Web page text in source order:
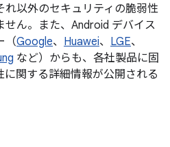
以外のセキュリティの脆弱性
せん。また、Android デバイス
（Google、 Huawei、 LGE、
など）からも、各社製品に固
関する詳細情報が公開される